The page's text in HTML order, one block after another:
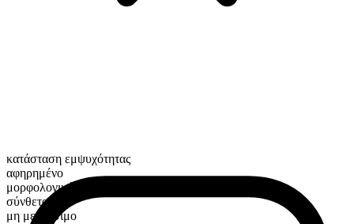
κατάσταση εμψυχότητας
αφηρημένο
μορφολογική σύνθεση
σύνθετο
μη μετρήσιμο